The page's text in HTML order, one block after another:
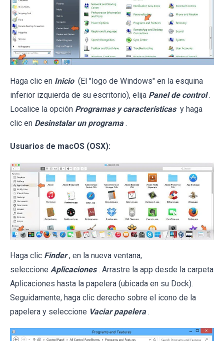
Haga clic en Inicio (El "logo de Windows" en la esquina
inferior izquierda de su escritorio), elija Panel de control .
Localice la opción Programas y características y haga
clic en Desinstalar un programa .
Usuarios de macOS (OSX):
Haga clic Finder , en la nueva ventana,
seleccione Aplicaciones . Arrastre la app desde la carpeta
Aplicaciones hasta la papelera (ubicada en su Dock).
Seguidamente, haga clic derecho sobre el icono de la
papelera y seleccione Vaciar papelera .